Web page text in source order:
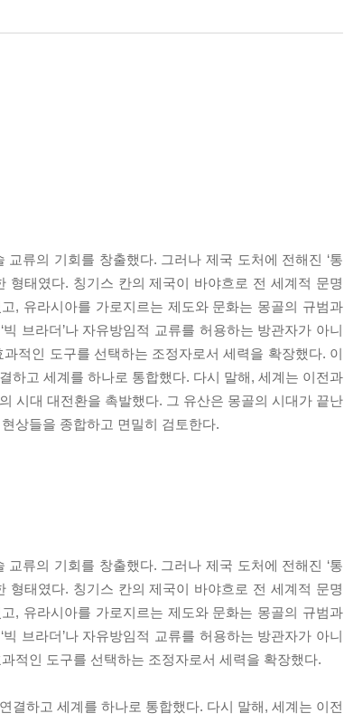
류의 기회를 창출했다. 그러나 제국 도처에 전해진 ‘통
형태였다. 칭기스 칸의 제국이 바야흐로 전 세계적 문명
, 유라시아를 가로지르는 제도와 문화는 몽골의 규범과
브라더’나 자유방임적 교류를 허용하는 방관자가 아니
적인 도구를 선택하는 조정자로서 세력을 확장했다. 이
하고 세계를 하나로 통합했다. 다시 말해, 세계는 이전과
시대 대전환을 촉발했다. 그 유산은 몽골의 시대가 끝난
상들을 종합하고 면밀히 검토한다.
류의 기회를 창출했다. 그러나 제국 도처에 전해진 ‘통
형태였다. 칭기스 칸의 제국이 바야흐로 전 세계적 문명
, 유라시아를 가로지르는 제도와 문화는 몽골의 규범과
브라더’나 자유방임적 교류를 허용하는 방관자가 아니
적인 도구를 선택하는 조정자로서 세력을 확장했다.
결하고 세계를 하나로 통합했다. 다시 말해, 세계는 이전